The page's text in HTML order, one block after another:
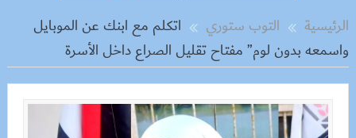
الرئيسية التوب ستوري
اتكلم مع ابنك عن الموبايل
واسمعه بدون لوم” مفتاح تقليل الصراع داخل الأسرة